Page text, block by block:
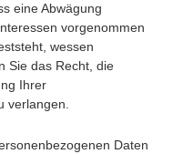
eine Abwägung
vorgenommen
wessen
Sie das Recht, die
Ihrer
verlangen.
Daten